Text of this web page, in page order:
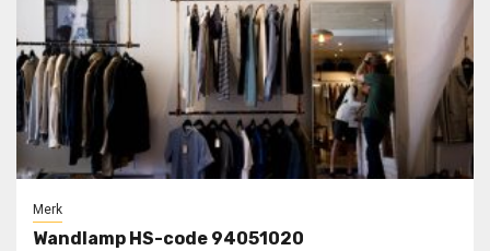
Merk
Wandlamp HS-code 94051020